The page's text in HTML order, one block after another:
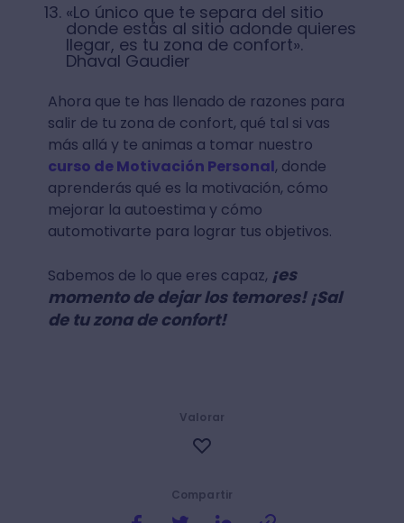
«Lo único que te separa del sitio
donde estás al sitio adonde quieres
llegar, es tu zona de confort».
Dhaval Gaudier
Ahora que te has llenado de razones para
salir de tu zona de confort, qué tal si vas
más allá y te animas a tomar nuestro
curso de Motivación Personal, donde
aprenderás qué es la motivación, cómo
mejorar la autoestima y cómo
automotivarte para lograr tus objetivos.
Sabemos de lo que eres capaz, ¡es
momento de dejar los temores! ¡Sal
de tu zona de confort!
Compartir
Valorar